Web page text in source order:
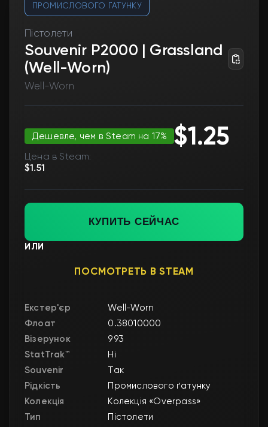
ПРОМИСЛОВОГО ҐАТУНКУ
Пістолети
Souvenir P2000 | Grassland
(Well-Worn)
Well-Worn
Дешевле, чем в Steam на 17% $1.25
Цена в Steam:
$1.51
КУПИТЬ СЕЙЧАС
ИЛИ
ПОСМОТРЕТЬ В STEAM
Екстер'єр
Well-Worn
Флоат
0.38010000
Візерунок
993
StatTrak™
Ні
Souvenir
Так
Рідкість
Промислового ґатунку
Колекція
Колекція «Overpass»
Тип
Пістолети